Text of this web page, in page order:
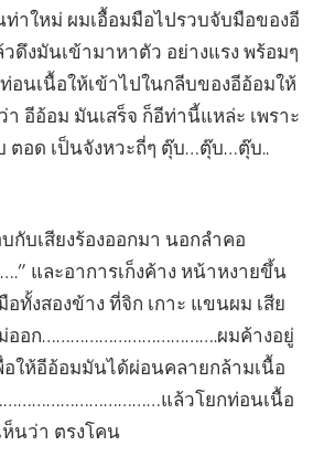
าใหม่ ผมเอื้อมมือไปรวบจับมือของอี
ดึงมันเข้ามาหาตัว อย่างแรง พร้อมๆ
อนเนื้อให้เข้าไปในกลีบของอีอ้อมให้
อีอ้อม มันเสร็จ ก็อีท่านี้แหล่ะ เพราะ
ตอด เป็นจังหวะถี่ๆ ตุ๊บ…ตุ๊บ…ตุ๊บ..
กับเสียงร้องออกมา นอกลำคอ
และอาการเก็งค้าง หน้าหงายขึ้น
ทั้งสองข้าง ที่จิก เกาะ แขนผม เสีย
ออก……………………………….ผมค้างอยู่
ให้อีอ้อมมันได้ผ่อนคลายกล้ามเนื้อ
แล้วโยกท่อนเนื้อ
ห็นว่า ตรงโคน